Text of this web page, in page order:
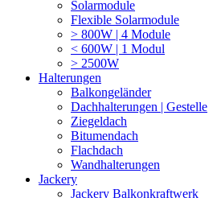
Solarmodule
Flexible Solarmodule
> 800W | 4 Module
< 600W | 1 Modul
> 2500W
Halterungen
Balkongeländer
Dachhalterungen | Gestelle
Ziegeldach
Bitumendach
Flachdach
Wandhalterungen
Jackery
Jackery Balkonkraftwerk